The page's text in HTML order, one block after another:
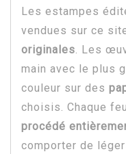
Les estampes
vendues sur ce
originales. Les
main avec le plus
couleur sur des
choisis. Chaque
procédé
comporter de